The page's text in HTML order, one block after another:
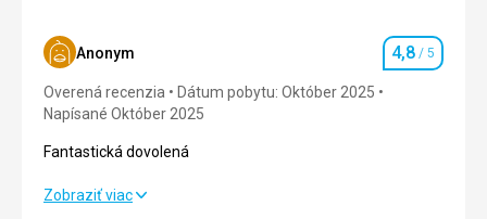
Ubytovanie 4,0/ 5
Okolie
Služby
Cena
Anonym Hodnotenie
4,8 / 5
Overená recenzia
Dátum pobytu: Október 2025
Napísané Október 2025
Fantastická dovolená
Fantastická dovolená
Zobraziť viac